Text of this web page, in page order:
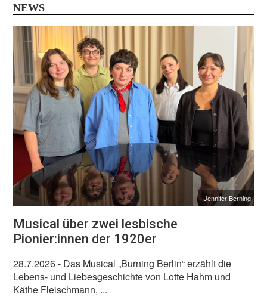
NEWS
Jennifer Berning
Musical über zwei lesbische
Pionier:innen der 1920er
28.7.2026- Das Musical „Burning Berlin“ erzählt die
Lebens- und Liebesgeschichte von Lotte Hahm und
Käthe Fleischmann, ...